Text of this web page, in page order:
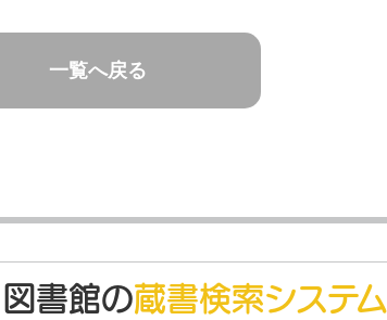
一覧へ戻る
図書館の蔵書検索システム